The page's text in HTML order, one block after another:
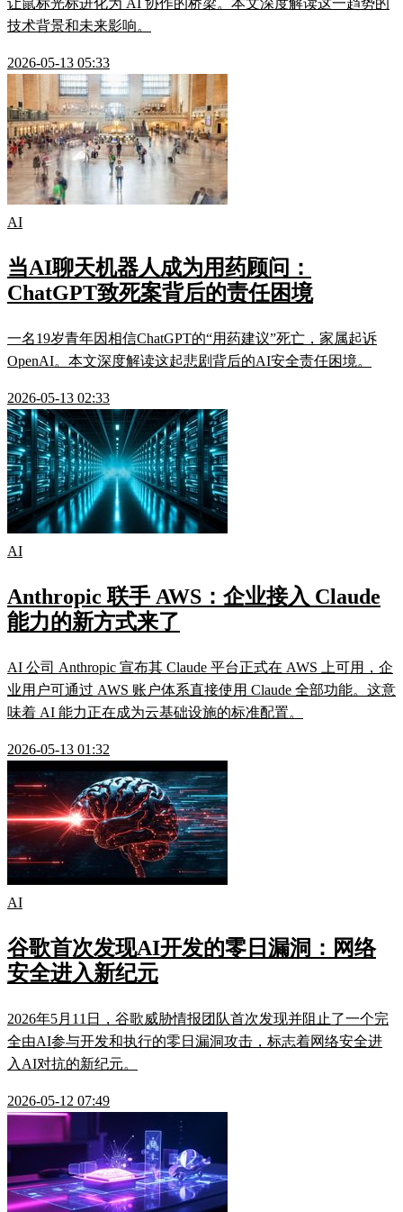
让鼠标光标进化为 AI 协作的桥梁。本文深度解读这一趋势的
技术背景和未来影响。
2026-05-13 05:33
AI
当AI聊天机器人成为用药顾问：
ChatGPT致死案背后的责任困境
一名19岁青年因相信ChatGPT的“用药建议”死亡，家属起诉
OpenAI。本文深度解读这起悲剧背后的AI安全责任困境。
2026-05-13 02:33
AI
Anthropic 联手 AWS：企业接入 Claude
能力的新方式来了
AI 公司 Anthropic 宣布其 Claude 平台正式在 AWS 上可用，企
业用户可通过 AWS 账户体系直接使用 Claude 全部功能。这意
味着 AI 能力正在成为云基础设施的标准配置。
2026-05-13 01:32
AI
谷歌首次发现AI开发的零日漏洞：网络
安全进入新纪元
2026年5月11日，谷歌威胁情报团队首次发现并阻止了一个完
全由AI参与开发和执行的零日漏洞攻击，标志着网络安全进
入AI对抗的新纪元。
2026-05-12 07:49